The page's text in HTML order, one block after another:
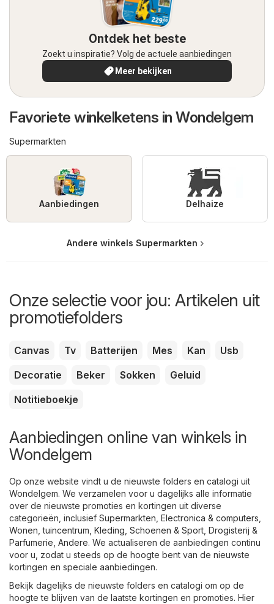
Ontdek het beste
Zoekt u inspiratie? Volg de actuele aanbiedingen
Meer bekijken
Favoriete winkelketens in Wondelgem
Supermarkten
Aanbiedingen Delhaize
Andere winkels Supermarkten
Onze selectie voor jou: Artikelen uit
promotiefolders
Canvas Tv Batterijen Mes Kan
Usb
Decoratie
Beker Sokken
Geluid
Notitieboekje
Aanbiedingen online van winkels in
Wondelgem
Op onze website vindt u de nieuwste folders en catalogi uit
Wondelgem. We verzamelen voor u dagelijks alle informatie
over de nieuwste promoties en kortingen uit diverse
categorieën, inclusief Supermarkten Electronica & computers
Wonen, tuincentrum Kleding, Schoenen & Sport Drogisterij &
Parfumerie Andere. We actualiseren de aanbiedingen continu
voor u, zodat u steeds op de hoogte bent van de nieuwste
kortingen en speciale aanbiedingen.
Bekijk dagelijks de nieuwste folders en catalogi om op de
hoogte te blijven van de laatste kortingen en promoties. Hier